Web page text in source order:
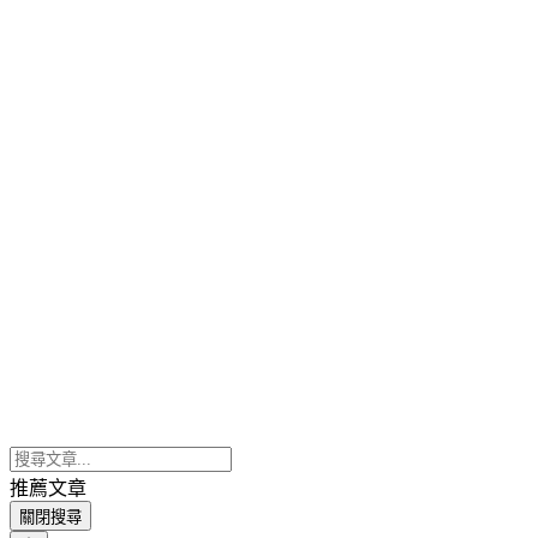
推薦文章
關閉搜尋